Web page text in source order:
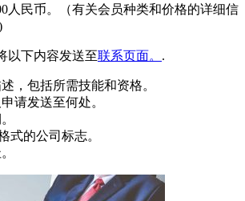
人民币。（有关会员种类和价格的详细信
以下内容发送至联系页面。 .
，包括所需技能和资格。
请发送至何处。
式的公司标志。